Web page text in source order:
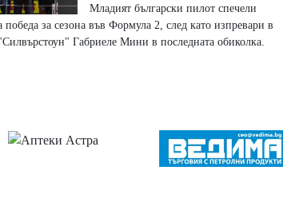
Младият български пилот спечели
победа за сезона във Формула 2, след като изпревари в
Габриеле Мини в последната обиколка.